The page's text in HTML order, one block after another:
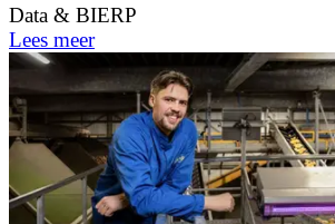
Data & BIERP
Lees meer